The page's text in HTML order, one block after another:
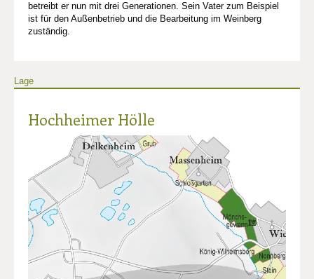
betreibt er nun mit drei Generationen. Sein Vater zum Beispiel
ist für den Außenbetrieb und die Bearbeitung im Weinberg
zuständig.
Lage
Hochheimer Hölle